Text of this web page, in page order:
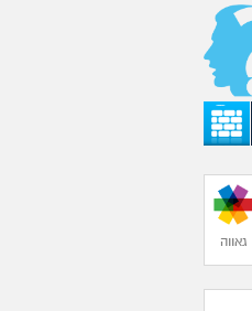
גאווה